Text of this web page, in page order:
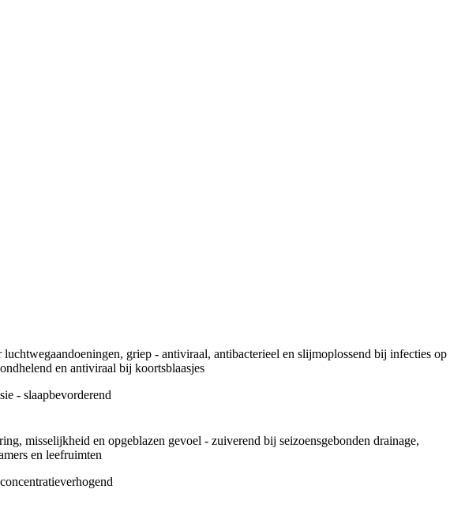
griep - antiviraal, antibacterieel en slijmoplossend bij infecties op
en antiviraal bij koortsblaasjes
- slaapbevorderend
misselijkheid en opgeblazen gevoel - zuiverend bij seizoensgebonden drainage,
en leefruimten